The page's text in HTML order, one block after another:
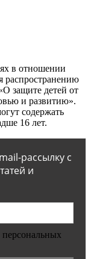
в отношении
защите детей от
и развитию».
содержать
16 лет.
рассылку с
и
персональных